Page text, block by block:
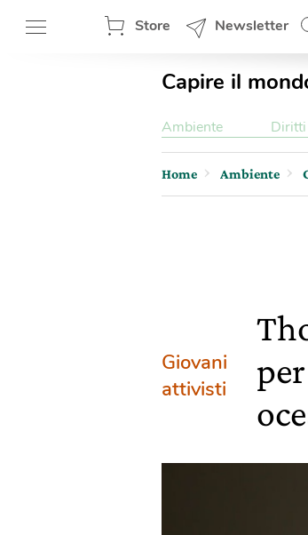
Store Newsletter
Capire il
Ambiente Diritti
Home Ambiente
Giovani
attivisti